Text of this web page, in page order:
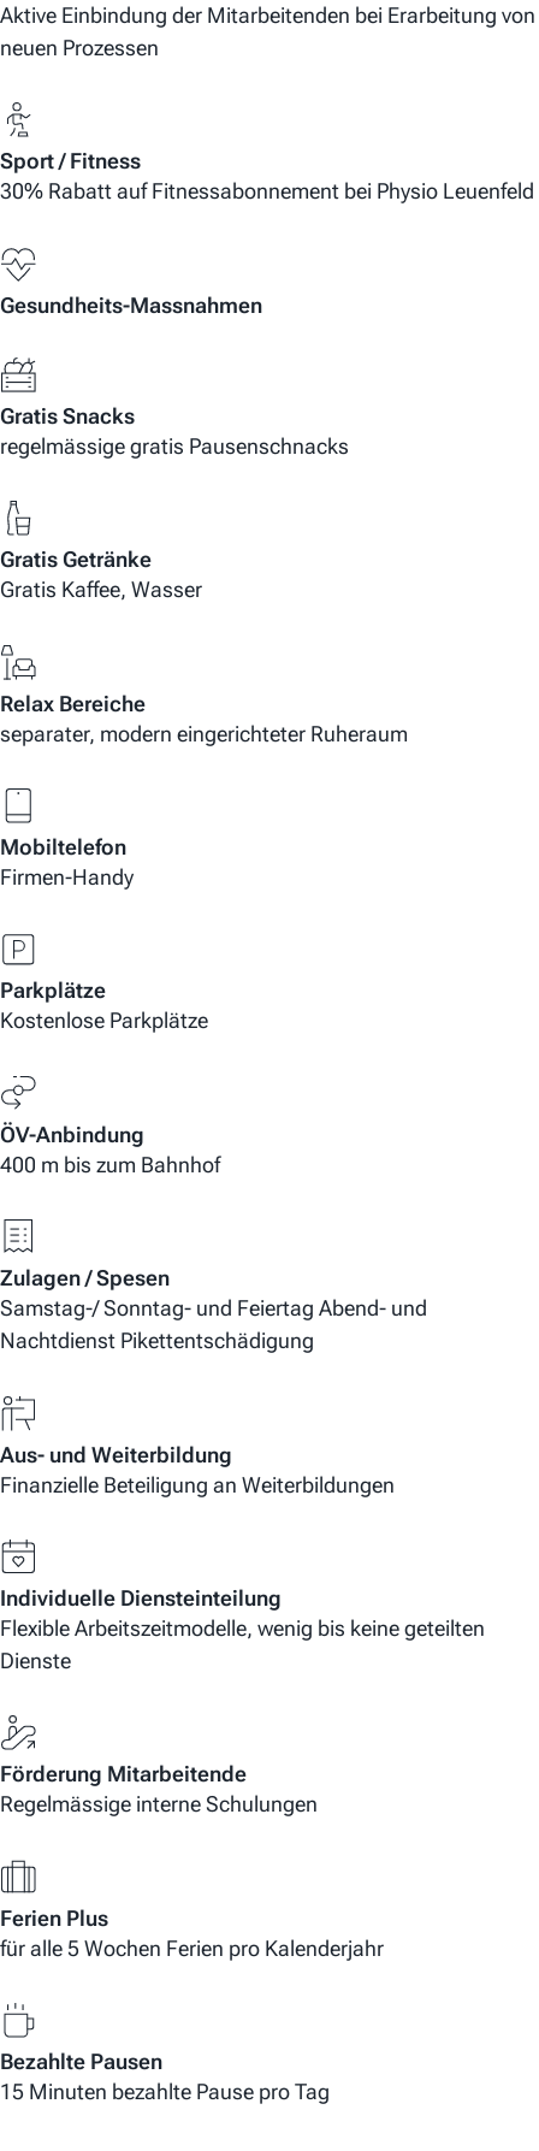
Aktive Einbindung der Mitarbeitenden bei Erarbeitung von
neuen Prozessen
Sport / Fitness
30% Rabatt auf Fitnessabonnement bei Physio Leuenfeld
Gesundheits-Massnahmen
Gratis Snacks
regelmässige gratis Pausenschnacks
Gratis Getränke
Gratis Kaffee, Wasser
Relax Bereiche
separater, modern eingerichteter Ruheraum
Mobiltelefon
Firmen-Handy
Parkplätze
Kostenlose Parkplätze
ÖV-Anbindung
400 m bis zum Bahnhof
Zulagen / Spesen
Samstag-/ Sonntag- und Feiertag Abend- und
Nachtdienst Pikettentschädigung
Aus- und Weiterbildung
Finanzielle Beteiligung an Weiterbildungen
Individuelle Diensteinteilung
Flexible Arbeitszeitmodelle, wenig bis keine geteilten
Dienste
Förderung Mitarbeitende
Regelmässige interne Schulungen
Ferien Plus
für alle 5 Wochen Ferien pro Kalenderjahr
Bezahlte Pausen
15 Minuten bezahlte Pause pro Tag